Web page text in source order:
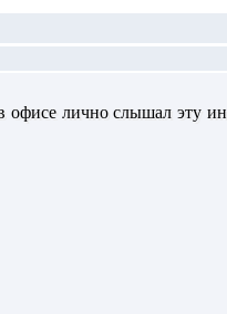
офисе лично слышал эту